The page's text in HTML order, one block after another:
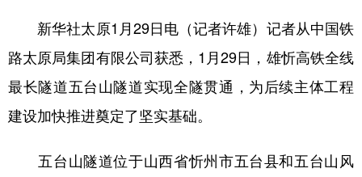
台湾 思客智库 全球连线 教育
科技 科创 量子 体育
文化 书画 健康 军事
访谈 视频
法律 中央文件 金融 汽车
新华社太原1月29日电（记者许雄）记者从中国铁
路太原局集团有限公司获悉，1月29日，雄忻高铁全线
最长隧道五台山隧道实现全隧贯通，为后续主体工程
建设加快推进奠定了坚实基础。
五台山隧道位于山西省忻州市五台县和五台山风